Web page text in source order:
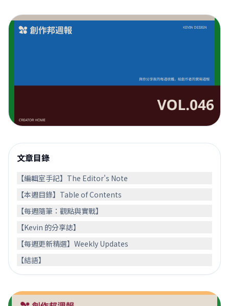
文章目錄
【編輯室手記】The Editor's Note
【本週目錄】Table of Contents
【每週隨筆：觀點與實戰】
【Kevin 的分享誌】
【每週更新精選】Weekly Updates
【結語】